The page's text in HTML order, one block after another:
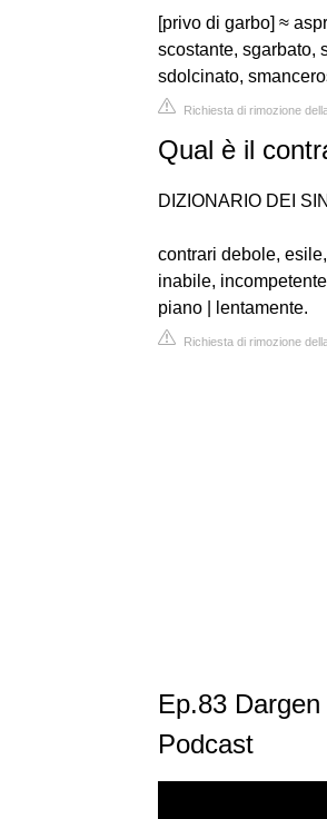
[privo di garbo] ≈
scostante, sgarbato,
sdolcinato,
Richiesta di rimozione
Qual è il
DIZIONARIO DEI
contrari debole,
inabile,
piano | lentamente.
Richiesta di rimozione
Ep.83
Podcast